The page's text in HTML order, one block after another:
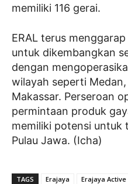
memiliki 116 gerai.
ERAL terus
untuk dikembangkan
dengan
wilayah seperti
Makassar. Perseroan
permintaan produk
memiliki potensi untuk
Pulau Jawa. (Icha)
TAGS Erajaya Erajaya